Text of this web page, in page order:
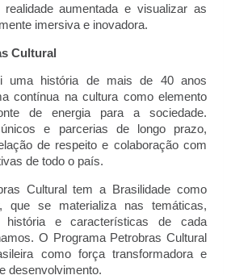
aumentada e visualizar as
imersiva e inovadora.
Cultural
uma história de mais de 40 anos
contínua na cultura como elemento
de energia para a sociedade.
e parcerias de longo prazo,
de respeito e colaboração com
de todo o país.
Cultural tem a Brasilidade como
que se materializa nas temáticas,
história e características de cada
O Programa Petrobras Cultural
como força transformadora e
desenvolvimento.